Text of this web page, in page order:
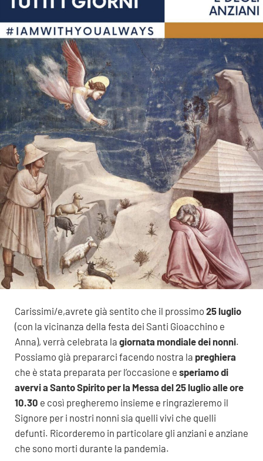
Carissimi/e,avrete già sentito che il prossimo 25 luglio
(con la vicinanza della festa dei Santi Gioacchino e
Anna), verrà celebrata la giornata mondiale dei nonni.
Possiamo già prepararci facendo nostra la preghiera
che è stata preparata per l’occasione e speriamo di
avervi a Santo Spirito per la Messa del 25 luglio alle ore
10.30 e così pregheremo insieme e ringrazieremo il
Signore per i nostri nonni sia quelli vivi che quelli
defunti. Ricorderemo in particolare gli anziani e anziane
che sono morti durante la pandemia.